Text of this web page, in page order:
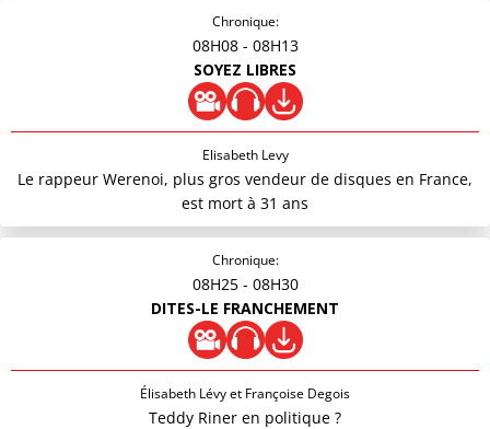
Chronique:
08H08 - 08H13
SOYEZ LIBRES
Elisabeth Levy
Le rappeur Werenoi, plus gros vendeur de disques en France,
est mort à 31 ans
Chronique:
08H25 - 08H30
DITES-LE FRANCHEMENT
Élisabeth Lévy et Françoise Degois
Teddy Riner en politique ?